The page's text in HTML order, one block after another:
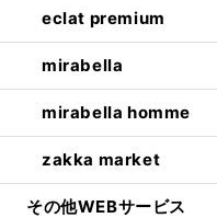
eclat premium
mirabella
mirabella homme
zakka market
その他WEBサービス